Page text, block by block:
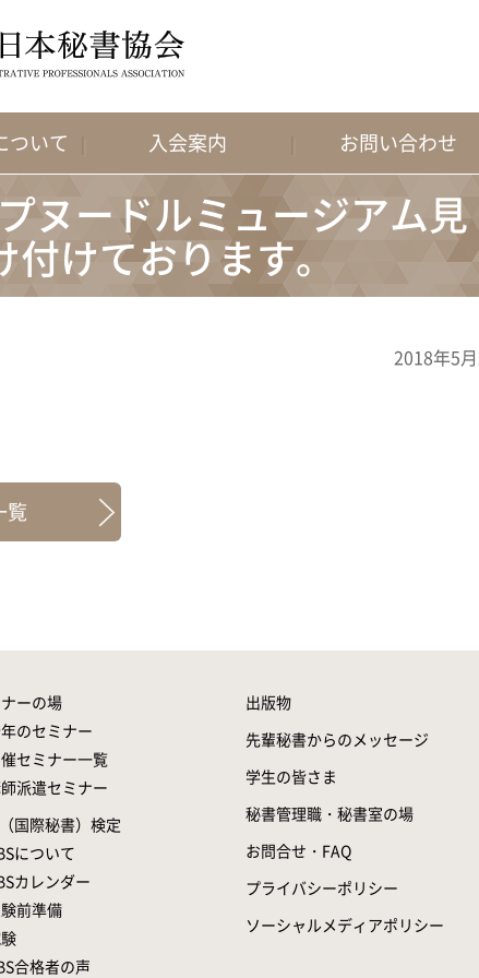
ついて 入会案内 お問い合わせ
ヌードルミュージアム見
けております。
2018年5
覧
ーの場
のセミナー
セミナー一覧
派遣セミナー
国際秘書）検定
について
カレンダー
前準備
合格者の声
出版物
先輩秘書からのメッセージ
学生の皆さま
秘書管理職・秘書室の場
お問合せ・FAQ
プライバシーポリシー
ソーシャルメディアポリシー